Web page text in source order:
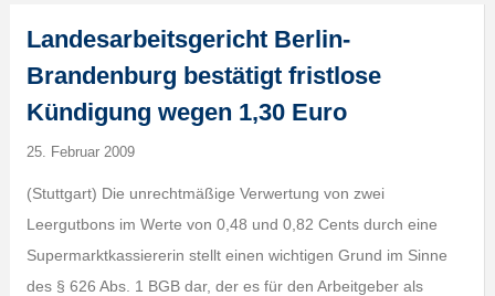
Landesarbeitsgericht Berlin-
Brandenburg bestätigt fristlose
Kündigung wegen 1,30 Euro
25. Februar 2009
(Stuttgart) Die unrechtmäßige Verwertung von zwei
Leergutbons im Werte von 0,48 und 0,82 Cents durch eine
Supermarktkassiererin stellt einen wichtigen Grund im Sinne
des § 626 Abs. 1 BGB dar, der es für den Arbeitgeber als